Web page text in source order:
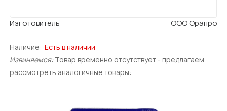
Изготовитель ООО Орапро
Наличие: Есть в наличии
Извиняемся: Товар временно отсутствует - предлагаем
рассмотреть аналогичные товары: